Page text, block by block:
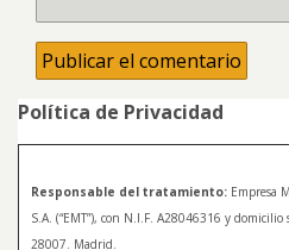
Política de Privacidad
Responsable del tratamiento: Empresa
S.A. (“EMT”), con N.I.F. A28046316 y
28007. Madrid.